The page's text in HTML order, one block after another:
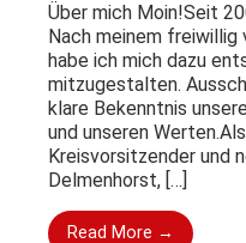
Über mich Moin!Seit
Nach meinem
habe ich mich dazu
mitzugestalten.
klare Bekenntnis
und unseren
Kreisvorsitzender und
Delmenhorst, […]
Read More →